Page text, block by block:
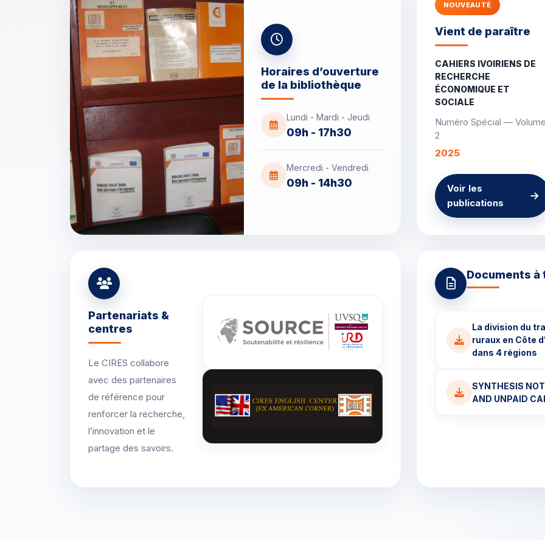
Horaires d’ouverture
de la bibliothèque
Lundi - Mardi - Jeudi
09h - 17h30
Mercredi - Vendredi
09h - 14h30
NOUVEAUTÉ
Vient de paraître
CAHIERS IVOIRIENS DE
RECHERCHE
ÉCONOMIQUE ET
SOCIALE
Numéro Spécial —
2
2025
Voir les
publications
Partenariats &
centres
Le CIRES collabore
avec des partenaires
de référence pour
renforcer la recherche,
l’innovation et le
partage des savoirs.
Documents
La division du
ruraux en Côte
dans 4 régions
SYNTHESIS
AND UNPAID